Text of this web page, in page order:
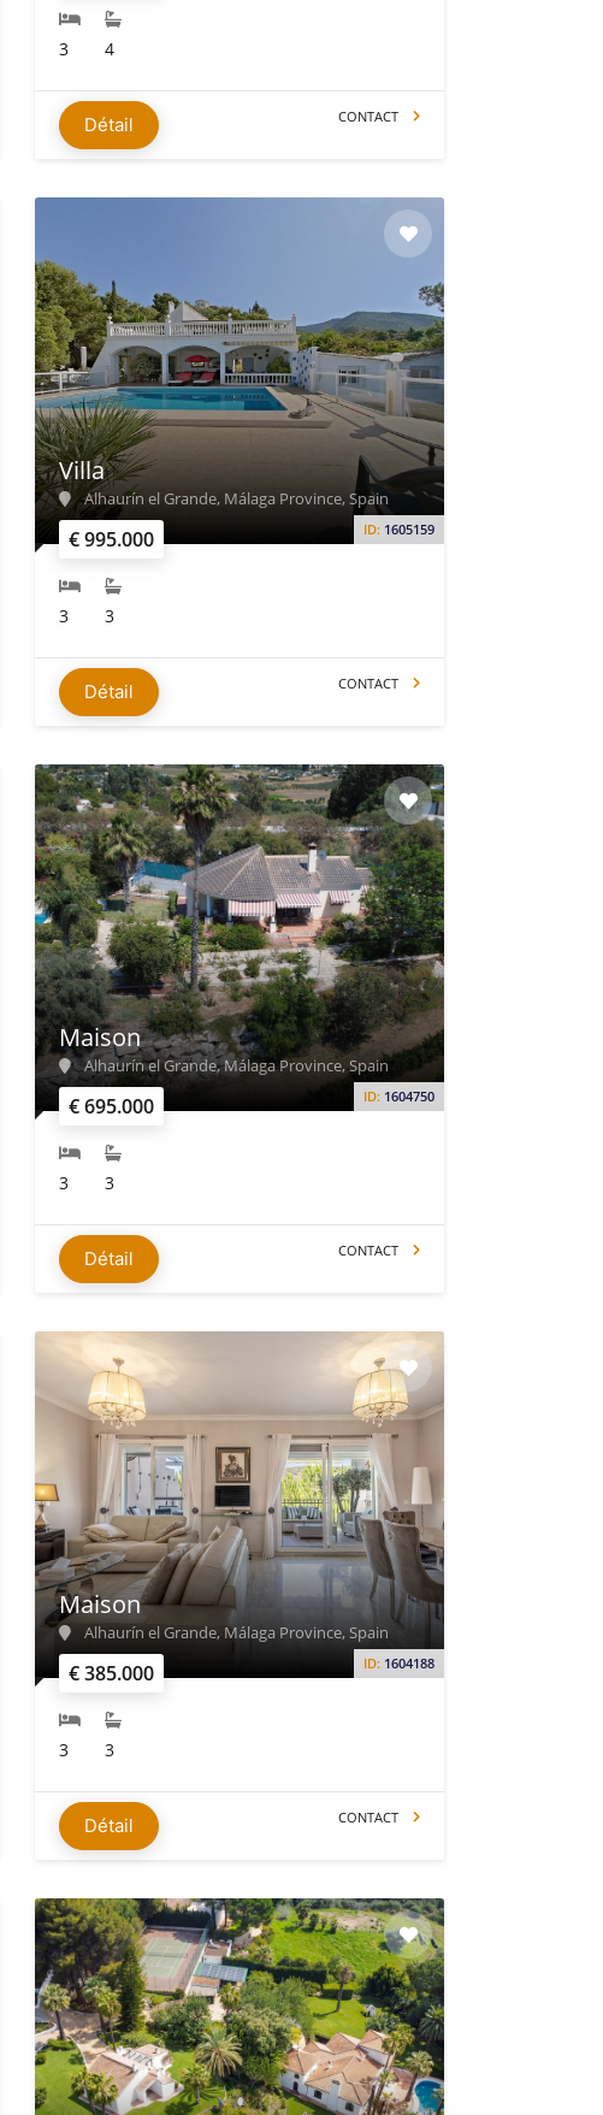
3 4
Détail CONTACT
€ 995.000 ID: 1605159
Villa
Alhaurín el Grande, Málaga Province, Spain
3 3
Détail CONTACT
€ 695.000 ID: 1604750
Maison
Alhaurín el Grande, Málaga Province, Spain
3 3
Détail CONTACT
€ 385.000 ID: 1604188
Maison
Alhaurín el Grande, Málaga Province, Spain
3 3
Détail CONTACT